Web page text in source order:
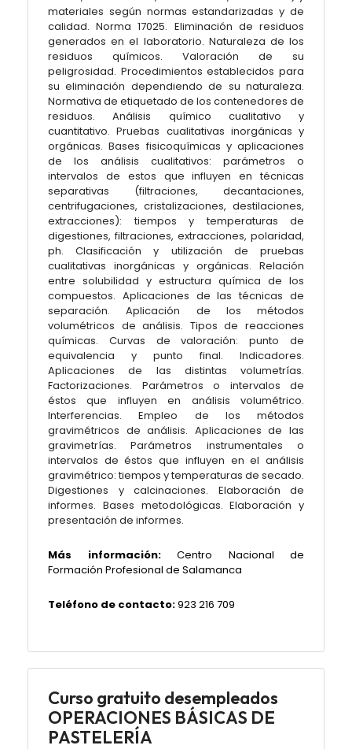
materiales según normas estandarizadas y de
calidad. Norma 17025. Eliminación de residuos
generados en el laboratorio. Naturaleza de los
residuos químicos. Valoración de su
peligrosidad. Procedimientos establecidos para
su eliminación dependiendo de su naturaleza.
Normativa de etiquetado de los contenedores de
residuos. Análisis químico cualitativo y
cuantitativo. Pruebas cualitativas inorgánicas y
orgánicas. Bases fisicoquímicas y aplicaciones
de los análisis cualitativos: parámetros o
intervalos de estos que influyen en técnicas
separativas (filtraciones, decantaciones,
centrifugaciones, cristalizaciones, destilaciones,
extracciones): tiempos y temperaturas de
digestiones, filtraciones, extracciones, polaridad,
ph. Clasificación y utilización de pruebas
cualitativas inorgánicas y orgánicas. Relación
entre solubilidad y estructura química de los
compuestos. Aplicaciones de las técnicas de
separación. Aplicación de los métodos
volumétricos de análisis. Tipos de reacciones
químicas. Curvas de valoración: punto de
equivalencia y punto final. Indicadores.
Aplicaciones de las distintas volumetrías.
Factorizaciones. Parámetros o intervalos de
éstos que influyen en análisis volumétrico.
Interferencias. Empleo de los métodos
gravimétricos de análisis. Aplicaciones de las
gravimetrías. Parámetros instrumentales o
intervalos de éstos que influyen en el análisis
gravimétrico: tiempos y temperaturas de secado.
Digestiones y calcinaciones. Elaboración de
informes. Bases metodológicas. Elaboración y
presentación de informes.
Más información:
Centro Nacional de
Formación Profesional de Salamanca
Teléfono de contacto:923 216 709
Curso gratuito desempleados
OPERACIONES BÁSICAS DE
PASTELERÍA